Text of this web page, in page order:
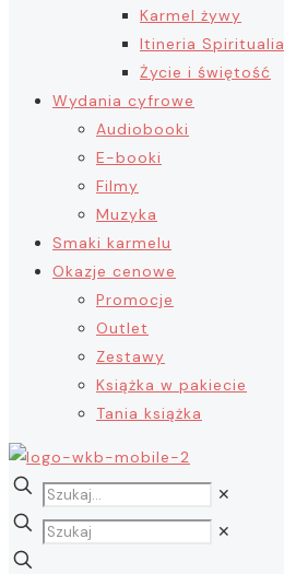
Karmel żywy
Itineria Spiritualia
Życie i świętość
Wydania cyfrowe
Audiobooki
E-booki
Filmy
Muzyka
Smaki karmelu
Okazje cenowe
Promocje
Outlet
Zestawy
Książka w pakiecie
Tania książka
✕
✕